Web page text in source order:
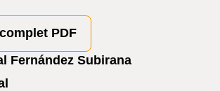
PDF
Fernández Subirana